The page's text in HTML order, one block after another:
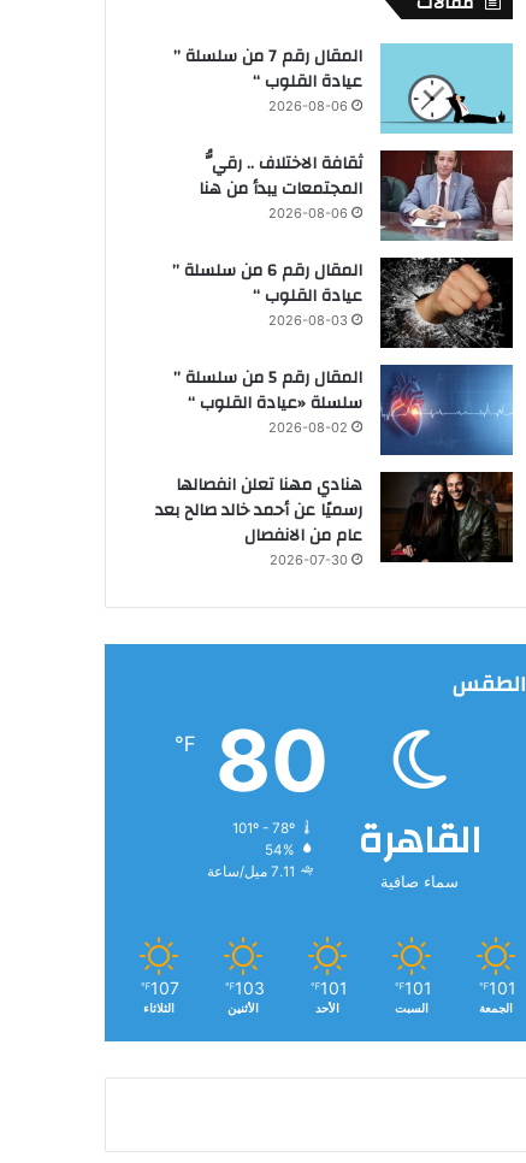
المقال رقم 7 من سلسلة ”
عيادة القلوب “
2026-08-06
ثقافة الاختلاف .. رقيُّ
المجتمعات يبدأ من هنا
2026-08-06
المقال رقم 6 من سلسلة ”
عيادة القلوب “
2026-08-03
المقال رقم 5 من سلسلة ”
سلسلة «عيادة القلوب “
2026-08-02
هنادي مهنا تعلن انفصالها
رسميًا عن أحمد خالد صالح بعد
عام من الانفصال
2026-07-30
الطقس
القاهرة
سماء صافية
80
℉
101º - 78º
54%
7.11 ميل/ساعة
101
℉
الجمعة
101
℉
السبت
101
℉
الأحد
103
℉
الأثنين
107
℉
الثلاثاء